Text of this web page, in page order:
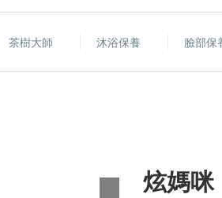
茶樹大師 沐浴保養 臉部保
炫媽咪